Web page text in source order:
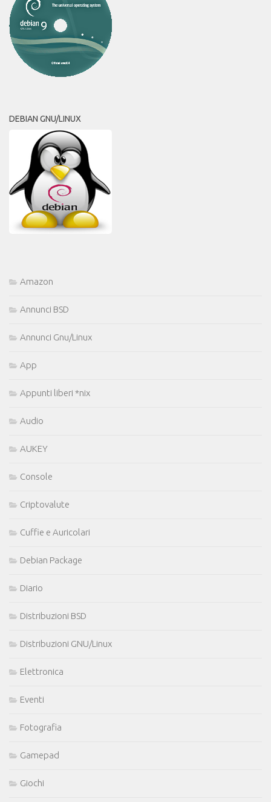
DEBIAN GNU/LINUX
Amazon
Annunci BSD
Annunci Gnu/Linux
App
Appunti liberi *nix
Audio
AUKEY
Console
Criptovalute
Cuffie e Auricolari
Debian Package
Diario
Distribuzioni BSD
Distribuzioni GNU/Linux
Elettronica
Eventi
Fotografia
Gamepad
Giochi